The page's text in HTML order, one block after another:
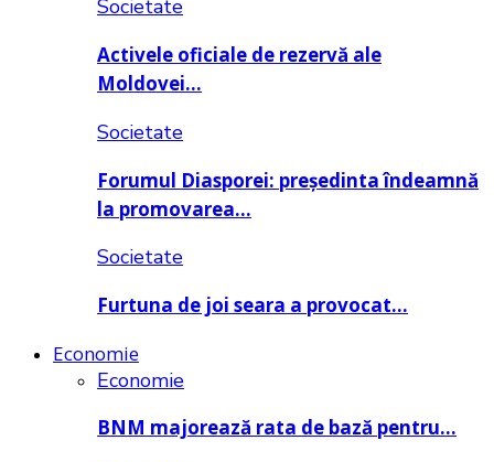
Societate
Activele oficiale de rezervă ale
Moldovei…
Societate
Forumul Diasporei: președinta îndeamnă
la promovarea…
Societate
Furtuna de joi seara a provocat…
Economie
Economie
BNM majorează rata de bază pentru…